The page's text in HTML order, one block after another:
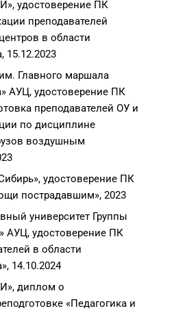
удостоверение ПК
преподавателей
в области
15.12.2023
Главного маршала
АУЦ, удостоверение ПК
преподавателей ОУ и
по дисциплине
воздушным
удостоверение ПК
пострадавшим», 2023
университет Группы
АУЦ, удостоверение ПК
в области
14.10.2024
диплом о
«Педагогика и